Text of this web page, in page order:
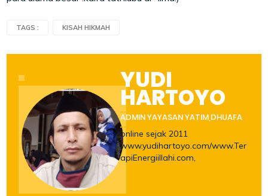
TAGS : KISAH HIKMAH
YUDI
HARTOYO
ADMIN YAYASAN YATIM,DHUAFA
online sejak 2011
www.yudihartoyo.com/www.Ter
apiEnergiillahi.com,